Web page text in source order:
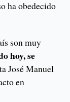
ha obedecido
son muy
hoy, se
José Manuel
en